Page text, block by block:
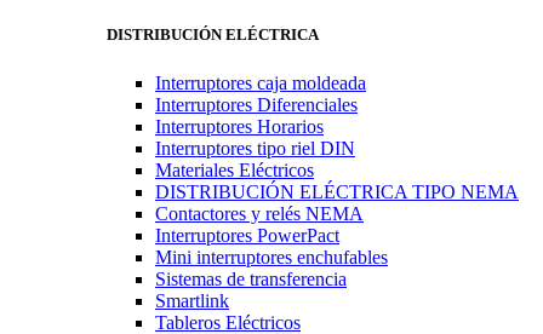
DISTRIBUCIÓN ELÉCTRICA
Interruptores caja moldeada
Interruptores Diferenciales
Interruptores Horarios
Interruptores tipo riel DIN
Materiales Eléctricos
DISTRIBUCIÓN ELÉCTRICA TIPO NEMA
Contactores y relés NEMA
Interruptores PowerPact
Mini interruptores enchufables
Sistemas de transferencia
Smartlink
Tableros Eléctricos